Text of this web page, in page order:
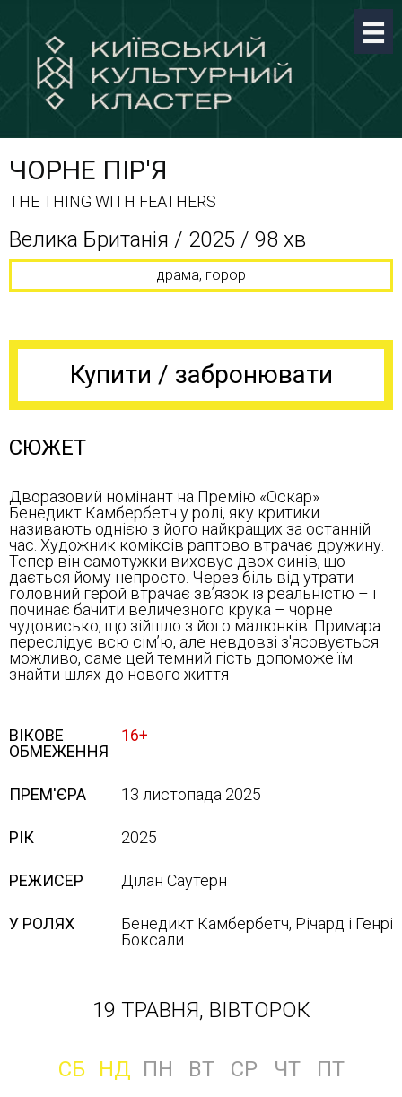
ЧОРНЕ ПІР'Я
THE THING WITH FEATHERS
Велика Британія / 2025 / 98 хв
драма, горор
Купити / забронювати
СЮЖЕТ
Дворазовий номінант на Премію «Оскар»
Бенедикт Камбербетч у ролі, яку критики
називають однією з його найкращих за останній
час. Художник коміксів раптово втрачає дружину.
Тепер він самотужки виховує двох синів, що
дається йому непросто. Через біль від утрати
головний герой втрачає зв’язок із реальністю – і
починає бачити величезного крука – чорне
чудовисько, що зійшло з його малюнків. Примара
переслідує всю сім’ю, але невдовзі з'ясовується:
можливо, саме цей темний гість допоможе їм
знайти шлях до нового життя
ВІКОВЕ
ОБМЕЖЕННЯ
16+
ПРЕМ'ЄРА 13 листопада 2025
РІК 2025
РЕЖИСЕР Ділан Саутерн
У РОЛЯХ
Бенедикт Камбербетч, Річард і Генрі
Боксали
19 ТРАВНЯ, ВІВТОРОК
СБ НД ПН ВТ СР ЧТ
ПТ